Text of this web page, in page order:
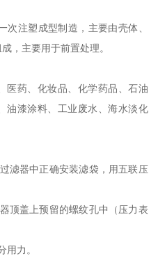
次注塑成型制造，主要由壳体、
，主要用于前置处理。
医药、化妆品、化学药品、石油
油漆涂料、工业废水、海水淡化
滤器中正确安装滤袋，用五联压
顶盖上预留的螺纹孔中（压力表
用力。